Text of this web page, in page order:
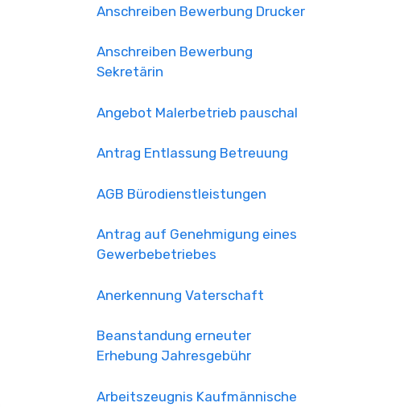
Anschreiben Bewerbung Drucker
Anschreiben Bewerbung
Sekretärin
Angebot Malerbetrieb pauschal
Antrag Entlassung Betreuung
AGB Bürodienstleistungen
Antrag auf Genehmigung eines
Gewerbebetriebes
Anerkennung Vaterschaft
Beanstandung erneuter
Erhebung Jahresgebühr
Arbeitszeugnis Kaufmännische